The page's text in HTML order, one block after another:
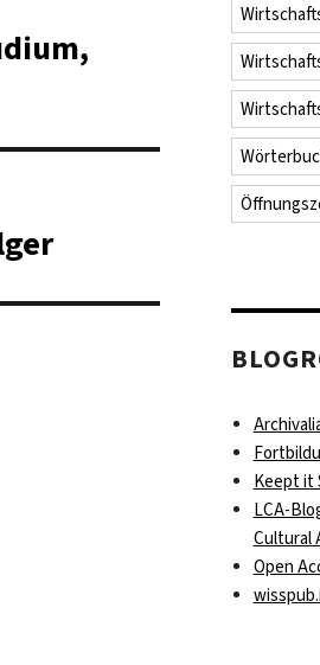
Keept it
LCA-
Cultural
Open